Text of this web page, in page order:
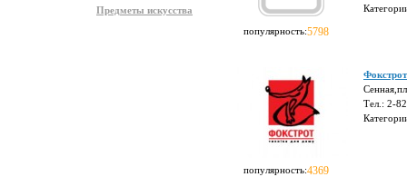
Предметы искусства
популярность:5798
популярность:4369
Фокстрот
Тел.: 2-